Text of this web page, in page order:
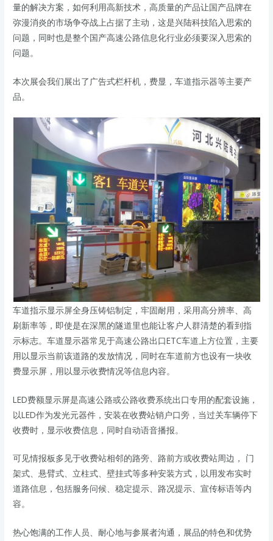
量的解决方案，如何利用高新技术，高质量的产品让国产品牌在
弥漫消炎的市场争夺战上占据了主动，这是兴陆科技陷入思索的
问题，同时也是整个国产高速公路信息化行业必须要深入思索的
问题。
本次展会我们展出了广告式栏杆机，费显，车道指示器等主要产
品。
车道指示显示屏全身压铸铝制定，牢固耐用，采用高分辨率、高
刷新率等，即使是在深黑的隧道里也能让客户人群清楚的看到指
示标志。车道显示器常见于高速公路出口ETC车道上方位置，主要
用以显示当前该道路的发放情况，同时在车道前方也设有一块收
费显示屏，用以显示收费情况等信息内容。
LED费额显示屏是高速公路或公路收费系统出口专用的配套设施，
以LED作为发光元器件，安装在收费站销户口旁，当过关车辆停下
收费时，显示收费信息，同时自动语音播报。
可见情报板多见于收费站相邻的路旁、路前方或收费站周边， 门
架式、悬臂式、立柱式、壁挂式等多种安装方式，以用发布实时
道路信息，包括服务问候、稳定提示、路况提示、宣传标语等内
容。
热心饱满的工作人员、耐心地与参展者沟通，展品的特色和优势